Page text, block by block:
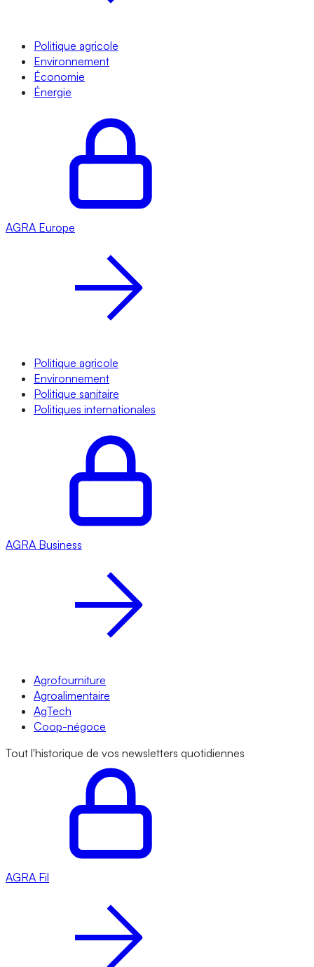
Politique agricole
Environnement
Économie
Énergie
AGRA Europe
Politique agricole
Environnement
Politique sanitaire
Politiques internationales
AGRA Business
Agrofourniture
Agroalimentaire
AgTech
Coop-négoce
Tout l'historique de vos newsletters quotidiennes
AGRA Fil